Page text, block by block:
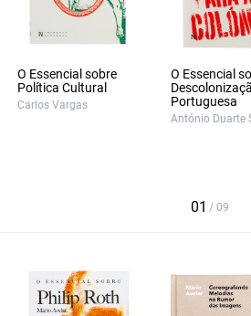
O Essencial sobre
Política Cultural
Carlos Vargas
O Essencial
Portuguesa
António Duarte